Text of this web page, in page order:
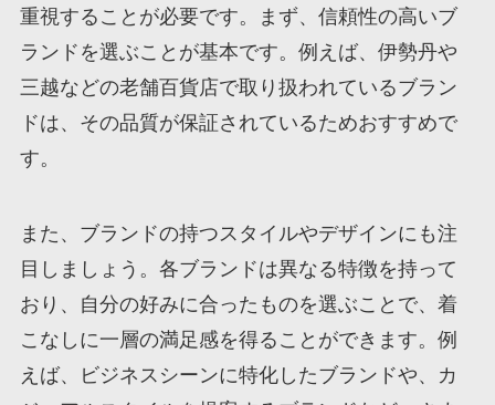
重視することが必要です。まず、信頼性の高いブ
ランドを選ぶことが基本です。例えば、伊勢丹や
三越などの老舗百貨店で取り扱われているブラン
ドは、その品質が保証されているためおすすめで
す。
また、ブランドの持つスタイルやデザインにも注
目しましょう。各ブランドは異なる特徴を持って
おり、自分の好みに合ったものを選ぶことで、着
こなしに一層の満足感を得ることができます。例
えば、ビジネスシーンに特化したブランドや、カ